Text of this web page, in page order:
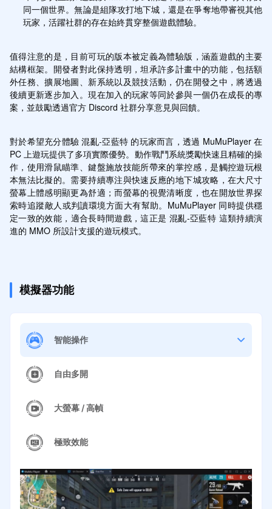
同一個世界。無論是組隊攻打地下城，還是在爭奪地帶審視其他
玩家，活躍社群的存在始終貫穿整個遊戲體驗。
值得注意的是，目前可玩的版本被定義為體驗版，涵蓋遊戲的主要
結構框架。開發者對此保持透明，坦承許多計畫中的功能，包括額
外任務、擴展地圖、新系統以及競技活動，仍在開發之中，將透過
後續更新逐步加入。現在加入的玩家等同於參與一個仍在成長的專
案，並鼓勵透過官方 Discord 社群分享意見與回饋。
對於希望充分體驗 混亂-亞藍特 的玩家而言，透過 MuMuPlayer 在
PC 上遊玩提供了多項實際優勢。動作戰鬥系統獎勵快速且精確的操
作，使用滑鼠瞄準、鍵盤施放技能所帶來的掌控感，是觸控遊玩根
本無法比擬的。需要持續專注與快速反應的地下城攻略，在大尺寸
螢幕上體感明顯更為舒適；而螢幕的視覺清晰度，也在開放世界探
索時追蹤敵人或判讀環境方面大有幫助。MuMuPlayer 同時提供穩
定一致的效能，適合長時間遊戲，這正是 混亂-亞藍特 這類持續演
進的 MMO 所設計支援的遊玩模式。
模擬器功能
智能操作
自由多開
大螢幕 / 高幀
極致效能